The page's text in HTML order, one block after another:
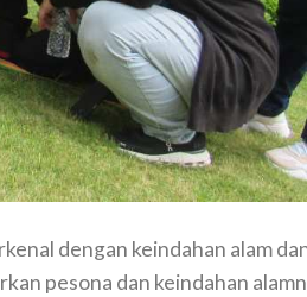
dengan keindahan alam
pesona dan keindahan